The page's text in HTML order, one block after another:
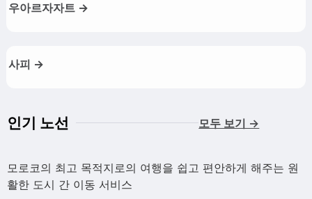
우아르자자트 →
사피 →
인기 노선 모두 보기 →
모로코의 최고 목적지로의 여행을 쉽고 편안하게 해주는 원
활한 도시 간 이동 서비스